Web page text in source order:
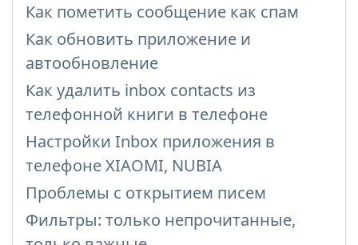
Как пометить сообщение как спам
Как обновить приложение и
автообновление
Как удалить inbox contacts из
телефонной книги в телефоне
Настройки Inbox приложения в
телефоне XIAOMI, NUBIA
Проблемы с открытием писем
Фильтры: только непрочитанные,